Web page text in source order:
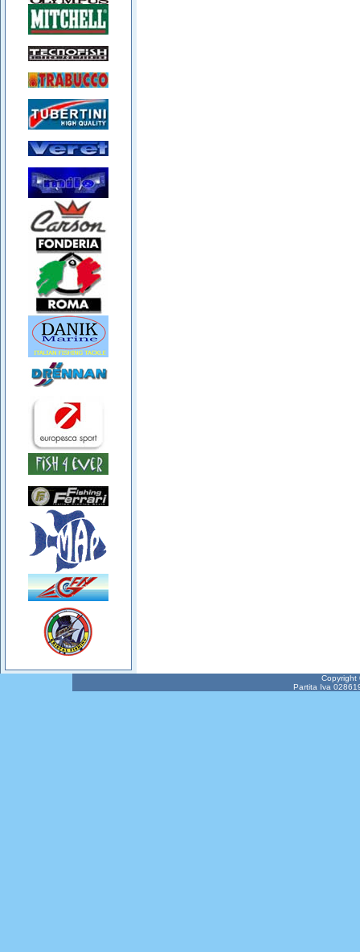
Partita Iva